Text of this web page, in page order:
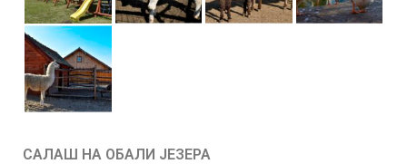
САЛАШ НА ОБАЛИ ЈЕЗЕРА